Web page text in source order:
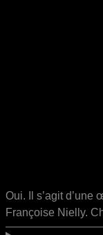
Oui. Il s’agit
Françoise Nielly.